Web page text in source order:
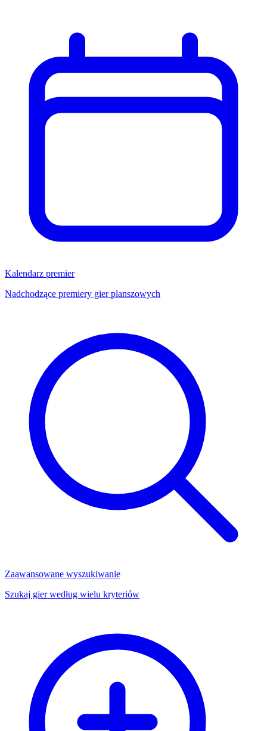
Kalendarz premier
Nadchodzące premiery gier planszowych
Zaawansowane wyszukiwanie
Szukaj gier według wielu kryteriów